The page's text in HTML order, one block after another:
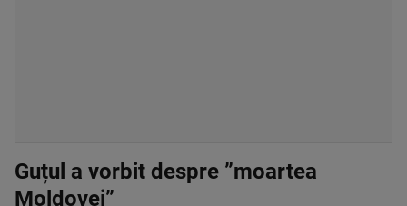
Guțul a vorbit despre ”moartea
Moldovei”